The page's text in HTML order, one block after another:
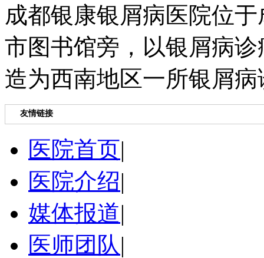
成都银康银屑病医院位
市图书馆旁，以银屑病
造为西南地区一所银屑
友情链接
医院首页|
医院介绍|
媒体报道|
医师团队 |